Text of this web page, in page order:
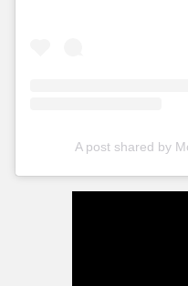
A post shared by